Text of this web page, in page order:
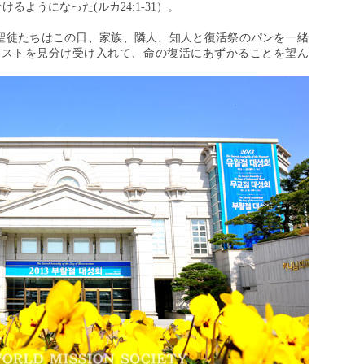
るようになった(ルカ24:1-31）。
徒たちはこの日、家族、隣人、知人と復活祭のパンを一緒
トを見分け受け入れて、命の復活にあずかることを望ん